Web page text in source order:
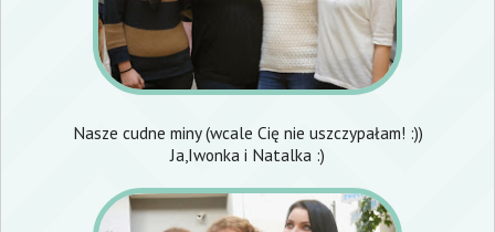
Nasze cudne miny (wcale Cię nie uszczypałam! :))
Ja,Iwonka i Natalka :)